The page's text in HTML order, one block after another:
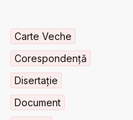
Carte Veche
Corespondență
Disertație
Document